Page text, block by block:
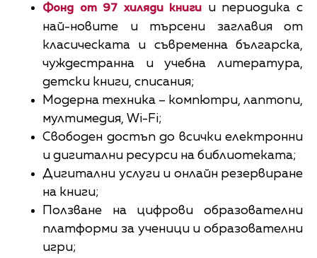
Фонд от 97 хиляди книги и периодика с
най-новите и търсени заглавия от
класическата и съвременна българска,
чуждестранна и учебна литература,
детски книги, списания;
Модерна техника – компютри, лаптопи,
мултимедия, Wi-Fi;
Свободен достъп до всички електронни
и дигитални ресурси на библиотеката;
Дигитални услуги и онлайн резервиране
на книги;
Ползване на цифрови образователни
платформи за ученици и образователни
игри;